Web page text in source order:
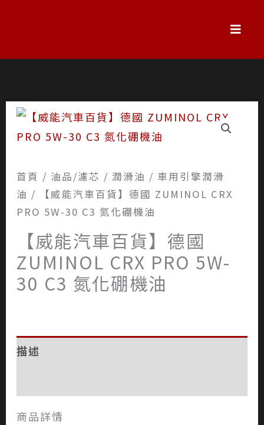
容
首頁 / 油品/濾芯 / 潤滑油 / 車用引擎潤滑
油 / 【威能汽車百貨】德國 ZUMINOL CRX
PRO 5W-30 C3 氮化硼機油
【威能汽車百貨】德國
ZUMINOL CRX PRO 5W-
30 C3 氮化硼機油
描述
商品詳情